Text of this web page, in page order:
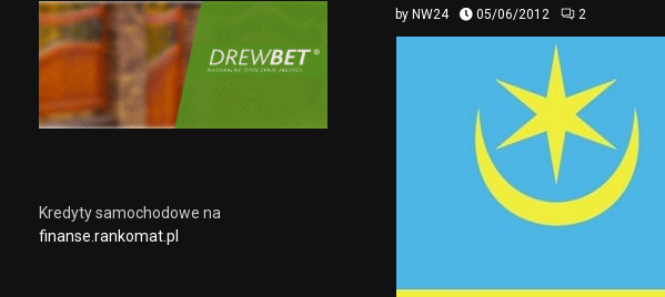
by NW24 05/06/2012 2
Kredyty samochodowe na
finanse.rankomat.pl